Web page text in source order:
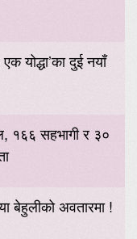
योद्धा’का दुई नयाँ
१६६ सहभागी र ३०
बेहुलीको अवतारमा !